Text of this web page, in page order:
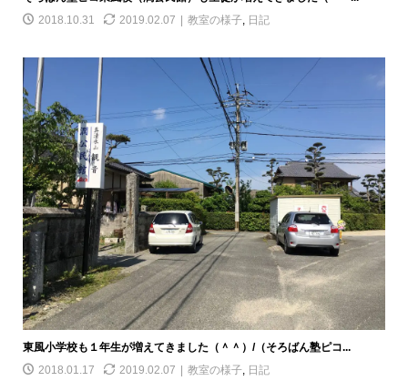
2018.10.31
2019.02.07 教室の様子, 日記
東風小学校も１年生が増えてきました（＾＾）/（そろばん塾ピコ...
2018.01.17
2019.02.07 教室の様子, 日記